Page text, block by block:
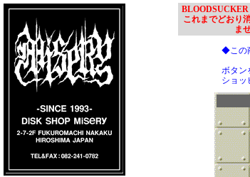
BLOODSUCKER
これまでどおり
ま
◆この
ボタン
ショッ